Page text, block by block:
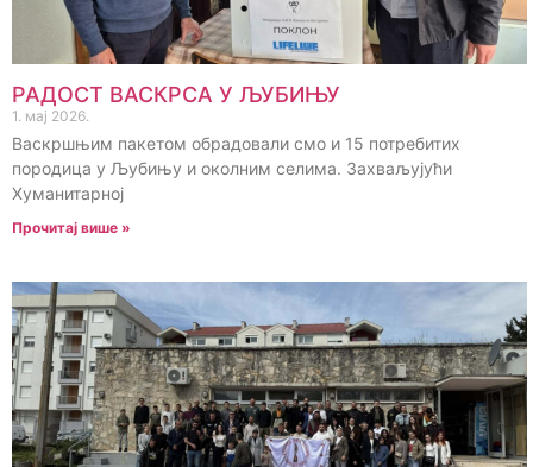
РАДОСТ ВАСКРСА У ЉУБИЊУ
1. мај 2026.
Васкршњим пакетом обрадовали смо и 15 потребитих
породица у Љубињу и околним селима. Захваљујући
Хуманитарној
Прочитај више »